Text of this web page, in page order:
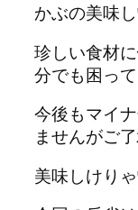
かぶの美味
珍しい食材
分でも困って
今後もマイ
ませんがご
美味しけりゃ